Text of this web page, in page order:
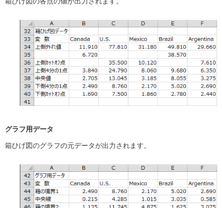
グラフ用データ
箱ひげ図のグラフの元データが出力されます。